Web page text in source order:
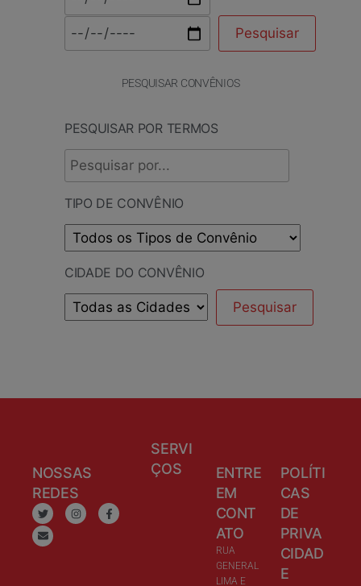
PESQUISAR CONVÊNIOS
PESQUISAR POR TERMOS
TIPO DE CONVÊNIO
CIDADE DO CONVÊNIO
NOSSAS
REDES
SERVI
ÇOS
ENTRE
EM
CONT
ATO
RUA
GENERAL
LIMA E
POLÍTI
CAS
DE
PRIVA
CIDAD
E